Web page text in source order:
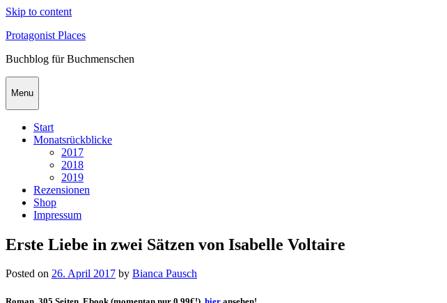
Skip to content
Protagonist Places
Buchblog für Buchmenschen
Menu
Start
Monatsrückblicke
2017
2018
2019
Rezensionen
Shop
Impressum
Erste Liebe in zwei Sätzen von Isabelle Voltaire
Posted on 26. April 2017 by Bianca Pausch